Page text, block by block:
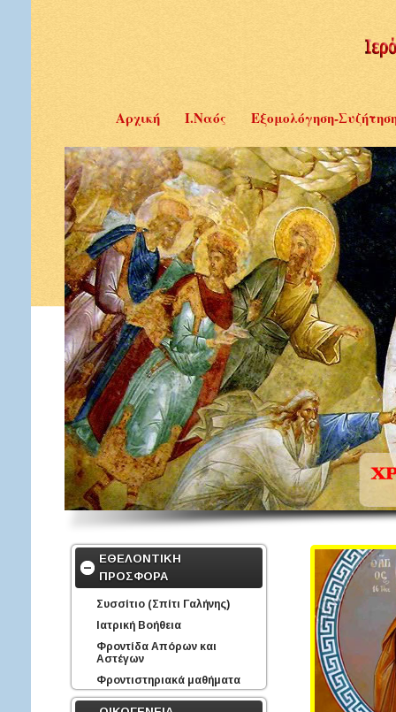
Αρχική Ι.Ναός Εξομολόγηση-
ΕΘΕΛΟΝΤΙΚΗ
ΠΡΟΣΦΟΡΑ
Συσσίτιο (Σπίτι Γαλήνης)
Ιατρική Βοήθεια
Φροντίδα Απόρων και
Αστέγων
Φροντιστηριακά μαθήματα